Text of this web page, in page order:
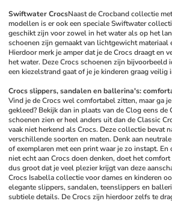
Swiftwater CrocsNaast de Crocband collectie
modellen is er ook een speciale Swiftwater
geschikt zijn voor zowel in het water als op het
schoenen zijn gemaakt van lichtgewicht materiaal
Hierdoor merk je amper dat je de Crocs draagt en
het water. Deze Crocs schoenen zijn bijvoorbeeld
een kiezelstrand gaat of je je kinderen graag veilig
Crocs slippers, sandalen en ballerina's:
Vind je de Crocs wel comfortabel zitten, maar ga
gekleed? Bekijk dan in plaats van de Clog eens
schoenen zien er heel anders uit dan de Classic
vaak niet herkend als Crocs. Deze collectie bevat
verschillende soorten en maten. Denk aan
of exemplaren met een print waar je zo instapt.
niet echt aan Crocs doen denken, doet het
dus groot dat je veel plezier krijgt van deze
Crocs Isabella collectie voor dames en kinderen
elegante slippers, sandalen, teenslippers en